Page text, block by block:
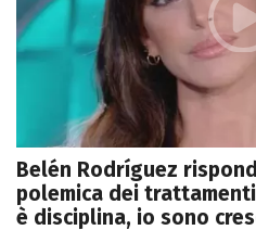
Belén Rodríguez
polemica dei
è disciplina, io sono